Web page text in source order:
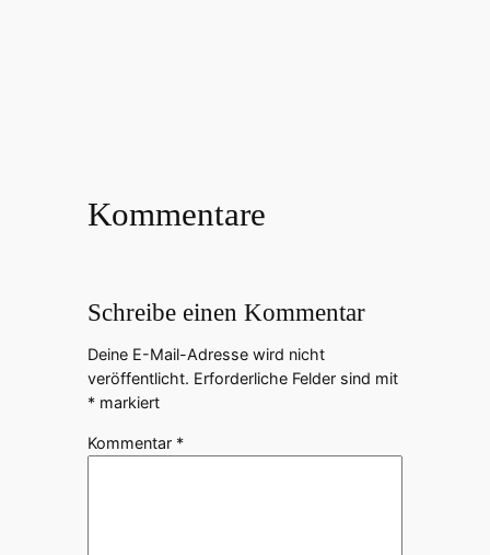
Kommentare
Schreibe einen Kommentar
Deine E-Mail-Adresse wird nicht
veröffentlicht. Erforderliche Felder sind mit
*markiert
Kommentar *